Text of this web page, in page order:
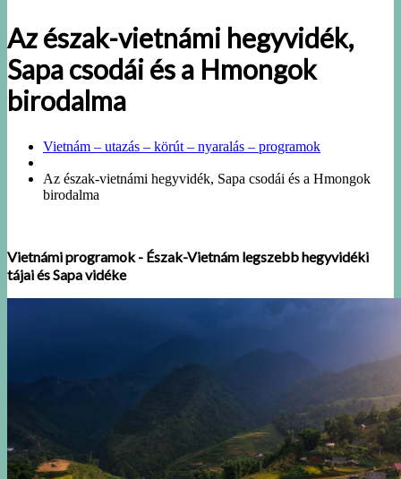
Az észak-vietnámi hegyvidék,
Sapa csodái és a Hmongok
birodalma
Vietnám – utazás – körút – nyaralás – programok
Az észak-vietnámi hegyvidék, Sapa csodái és a Hmongok
birodalma
Vietnámi programok - Észak-Vietnám legszebb hegyvidéki
tájai és Sapa vidéke